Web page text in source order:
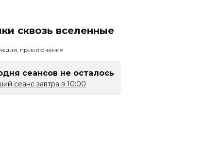
сквозь вселенные
приключения
сеансов не осталось
сеанс завтра в 10:00